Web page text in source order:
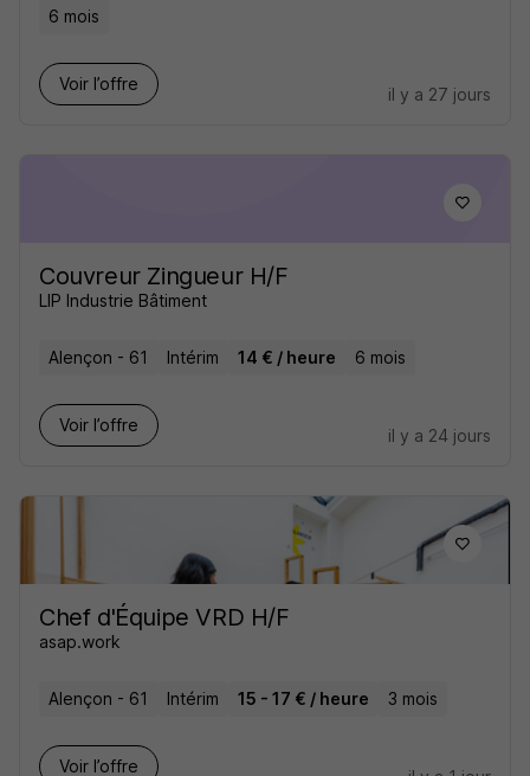
6 mois
Voir l’offre
il y a 27 jours
Couvreur Zingueur H/F
LIP Industrie Bâtiment
Alençon - 61 Intérim 14 € / heure 6 mois
Voir l’offre
il y a 24 jours
Chef d'Équipe VRD H/F
asap.work
Alençon - 61 Intérim 15 - 17 € / heure 3 mois
Voir l’offre